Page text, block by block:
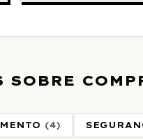
SOBRE
(4)